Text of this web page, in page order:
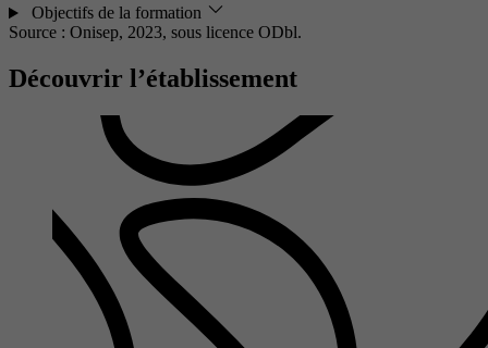
Objectifs de la formation
Source : Onisep, 2023, sous licence ODbl.
Découvrir l’établissement